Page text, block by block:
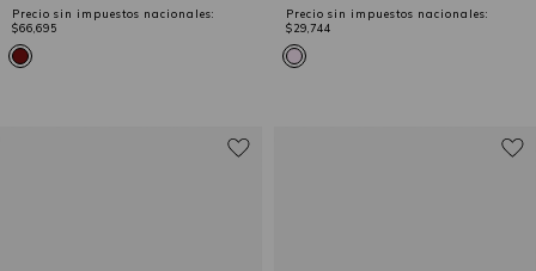
Precio sin impuestos nacionales:
$66,695
Precio sin impuestos nacionales:
$29,744